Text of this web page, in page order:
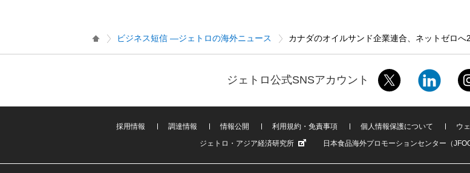
ビジネス短信 ―ジェトロの海外ニュース カナダのオイルサンド企業連合、ネットゼロ
ジェトロ公式SNSアカウント
採用情報 調達情報 情報公開 利用規約・免責事項 個人情報保護について ウ
ジェトロ・アジア経済研究所
日本食品海外プロモーションセンター（